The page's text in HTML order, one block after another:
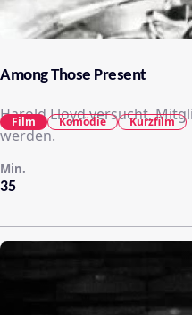
Among Those Present
Harold Lloyd versucht,
werden.
35
Min.
Film Komödie Kurzfilm